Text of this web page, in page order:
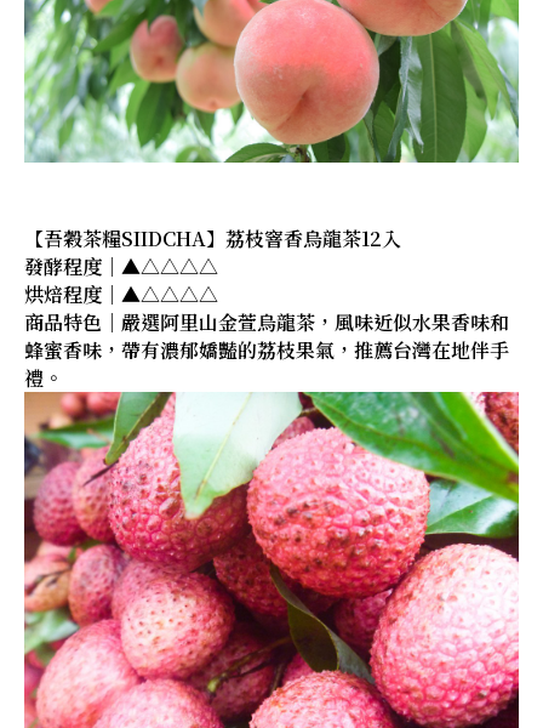
【吾穀茶糧SIIDCHA】荔枝窨香烏龍茶12入
發酵程度｜▲△△△△
烘焙程度｜▲△△△△
商品特色｜嚴選阿里山金萱烏龍茶，風味近似水果香味和
蜂蜜香味，帶有濃郁嬌豔的荔枝果氣，推薦台灣在地伴手
禮。